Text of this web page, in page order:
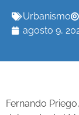
Urbanismo
agosto 9,
Fernando